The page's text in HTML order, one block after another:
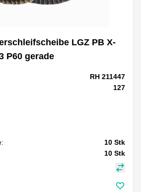
LGZ PB X-
P60 gerade
RH 211447
127
10 Stk
10 Stk